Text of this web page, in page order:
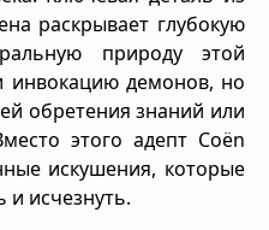
раскрывает глубокую
природу этой
инвокацию демонов, но
обретения знаний или
этого адепт Coën
искушения, которые
и исчезнуть.